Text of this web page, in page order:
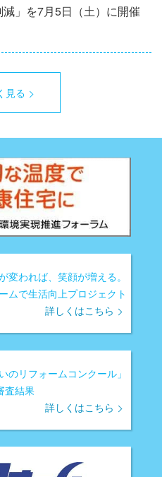
減」を7月5日（土）に開催
見る
変われば、笑顔が増える。
ムで生活向上プロジェクト
詳しくはこちら
のリフォームコンクール」
査結果
詳しくはこちら